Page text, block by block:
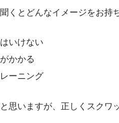
くとどんなイメージをお持
いけない
かかる
ーニング
思いますが、正しくスクワ